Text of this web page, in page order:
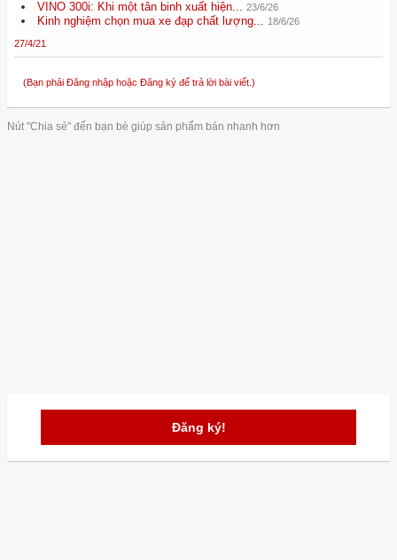
VINO 300i: Khi một tân binh xuất hiện... 23/6/26
Kinh nghiệm chọn mua xe đạp chất lượng... 18/6/26
27/4/21
(Bạn phải Đăng nhập hoặc Đăng ký để trả lời bài viết.)
Nút "Chia sẻ" đến bạn bè giúp sản phẩm bán nhanh hơn
Đăng ký!